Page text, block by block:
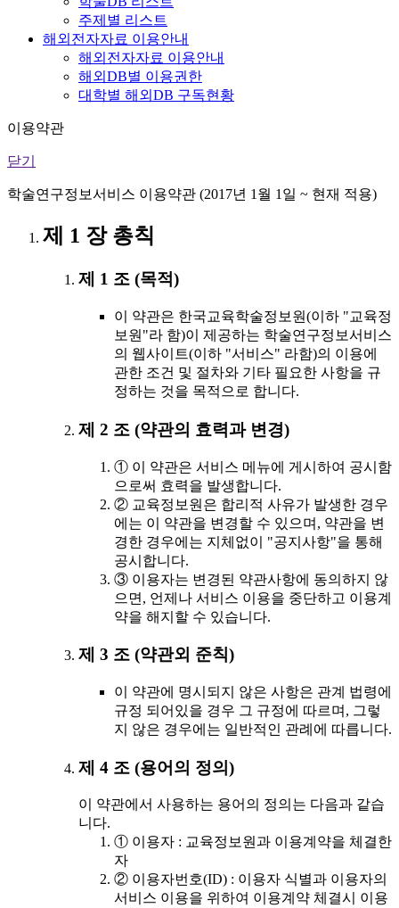
주제별 리스트
해외전자자료 이용안내
해외전자자료 이용안내
해외DB별 이용권한
대학별 해외DB 구독현황
이용약관
닫기
학술연구정보서비스 이용약관 (2017년 1월 1일 ~ 현재 적용)
제 1 장 총칙
제 1 조 (목적)
이 약관은 한국교육학술정보원(이하 "교육정
보원"라 함)이 제공하는 학술연구정보서비스
의 웹사이트(이하 "서비스" 라함)의 이용에
관한 조건 및 절차와 기타 필요한 사항을 규
정하는 것을 목적으로 합니다.
제 2 조 (약관의 효력과 변경)
① 이 약관은 서비스 메뉴에 게시하여 공시함
으로써 효력을 발생합니다.
② 교육정보원은 합리적 사유가 발생한 경우
에는 이 약관을 변경할 수 있으며, 약관을 변
경한 경우에는 지체없이 "공지사항"을 통해
공시합니다.
③ 이용자는 변경된 약관사항에 동의하지 않
으면, 언제나 서비스 이용을 중단하고 이용계
약을 해지할 수 있습니다.
제 3 조 (약관외 준칙)
이 약관에 명시되지 않은 사항은 관계 법령에
규정 되어있을 경우 그 규정에 따르며, 그렇
지 않은 경우에는 일반적인 관례에 따릅니다.
제 4 조 (용어의 정의)
이 약관에서 사용하는 용어의 정의는 다음과 같습
니다.
① 이용자 : 교육정보원과 이용계약을 체결한
자
② 이용자번호(ID) : 이용자 식별과 이용자의
서비스 이용을 위하여 이용계약 체결시 이용